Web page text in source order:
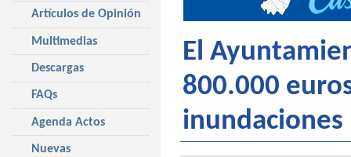
El
800.000
inundaciones
Artículos de Opinión
Multimedias
Descargas
FAQs
Agenda Actos
Nuevas